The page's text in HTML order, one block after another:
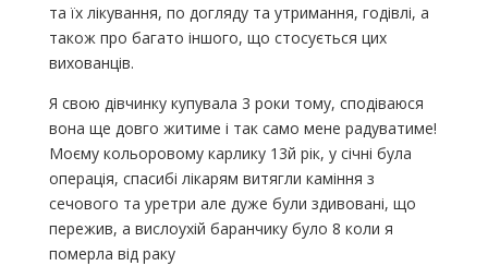
та їх лікування, по догляду та утримання, годівлі, а
також про багато іншого, що стосується цих
вихованців.
Я свою дівчинку купувала 3 роки тому, сподіваюся
вона ще довго житиме і так само мене радуватиме!
Моєму кольоровому карлику 13й рік, у січні була
операція, спасибі лікарям витягли каміння з
сечового та уретри але дуже були здивовані, що
пережив, а вислоухій баранчику було 8 коли я
померла від раку